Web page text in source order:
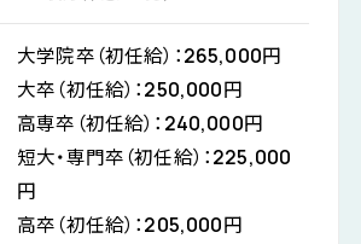
大学院卒（初任給）：265,000円
大卒（初任給）：250,000円
高専卒（初任給）：240,000円
短大・専門卒（初任給）：225,000
円
高卒（初任給）：205,000円